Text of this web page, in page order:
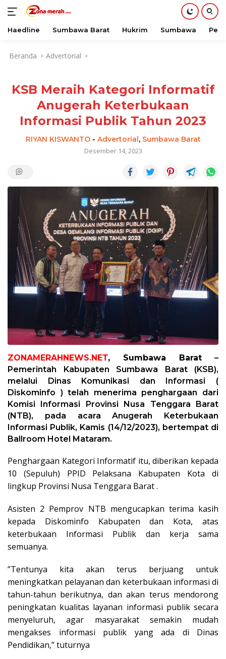
Haedline Sumbawa Barat Hukrim Sumbawa
Beranda Advertorial
KSB Meraih Kategori Informatif
Anugerah Keterbukaan
Informasi Publik Tahun 2023
RIYAN KISWANTO- Advertorial, Sumbawa Barat
Desember 14, 2023
ZONAMERAHNEWS.NET, Sumbawa Barat –
Pemerintah Kabupaten Sumbawa Barat (KSB),
melalui Dinas Komunikasi dan Informasi (
Diskominfo ) telah menerima penghargaan dari
Komisi Informasi Provinsi Nusa Tenggara Barat
(NTB), pada acara Anugerah Keterbukaan
Informasi Publik, Kamis (14/12/2023), bertempat di
Ballroom Hotel Mataram.
Penghargaan Kategori Informatif itu, diberikan kepada
10 (Sepuluh) PPID Pelaksana Kabupaten Kota di
lingkup Provinsi Nusa Tenggara Barat .
Asisten 2 Pemprov NTB mengucapkan terima kasih
kepada Diskominfo Kabupaten dan Kota, atas
keterbukaan Informasi Publik dan kerja sama
semuanya.
”Tentunya kita akan terus berjuang untuk
meningkatkan pelayanan dan keterbukaan informasi di
tahun-tahun berikutnya, dan akan terus mendorong
peningkatan kualitas layanan informasi publik secara
menyeluruh, agar masyarakat semakin mudah
mengakses informasi publik yang ada di Dinas
Pendidikan,” tuturnya